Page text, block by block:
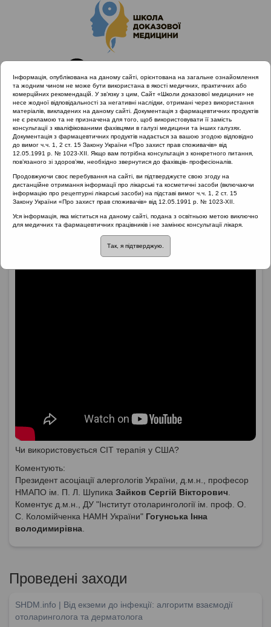
Головна
Матеріали за МКХ-11
04 Порушення імунної системи
Чи використовується СІТ терапія у США?
Чи використовується
СІТ терапія у США?
Чи використовується СІТ терапія у США?
Коментують:
Президент асоціації алергологів України, д.м.н., професор
НМАПО ім. П. Л. Шупика Зайков Сергій Вікторович
Коментує д.м.н., ДУ "Інститут отоларингології ім. проф. О.
С. Коломійченка НАМН України" Гогунська Інна
володимирівна
Проведені заходи
SHDM.info | Від екземи до інфекції: алгоритм взаємодії
отоларинголога та дерматолога
Інформація, опублікована на даному сайті, орієнтована на загальне ознайомлення
та жодним чином не може бути використана в якості медичних, практичних або
комерційних рекомендацій. У зв’язку з цим, Сайт «Школи доказової медицини» не
несе жодної відповідальності за негативні наслідки, отримані через використання
матеріалів, викладених на даному сайті. Документація з фармацевтичних продуктів
не є рекламою та не призначена для того, щоб використовувати її замість
консультації з кваліфікованими фахівцями в галузі медицини та інших галузях.
Документація з фармацевтичних продуктів надається за вашою згодою відповідно
до вимог ч.ч. 1, 2 ст. 15 Закону України «Про захист прав споживачів» від
12.05.1991 р. № 1023-XII. Якщо вам потрібна консультація з конкретного питання,
пов’язаного зі здоров’ям, необхідно звернутися до фахівців- професіоналів.
Продовжуючи своє перебування на сайті, ви підтверджуєте свою згоду на
дистанційне отримання інформації про лікарські та косметичні засоби (включаючи
інформацію про рецептурні лікарські засоби) на підставі вимог ч.ч. 1, 2 ст. 15
Закону України «Про захист прав споживачів» від 12.05.1991 р. № 1023-XII.
Уся інформація, яка міститься на даному сайті, подана з освітньою метою виключно
для медичних та фармацевтичних працівників і не замінює консультації лікаря.
Так, я підтверджую.